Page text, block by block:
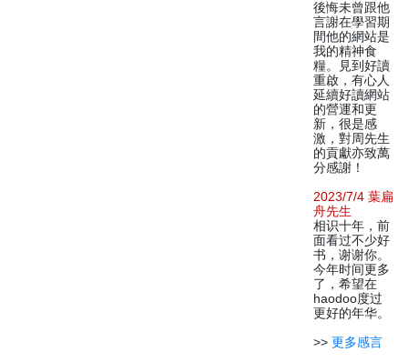
後悔未曾跟他
言謝在學習期
間他的網站是
我的精神食
糧。見到好讀
重啟，有心人
延續好讀網站
的營運和更
新，很是感
激，對周先生
的貢獻亦致萬
分感謝！
2023/7/4 葉扁
舟先生
相识十年，前
面看过不少好
书，谢谢你。
今年时间更多
了，希望在
haodoo度过
更好的年华。
>> 更多感言